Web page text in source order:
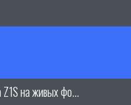
на живых фо...